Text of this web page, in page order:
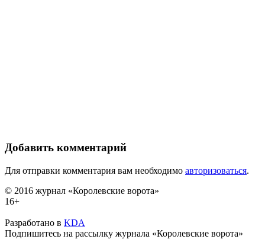
Добавить комментарий
Для отправки комментария вам необходимо авторизоваться.
© 2016 журнал «Королевские ворота»
16+
Разработано в KDA
Подпишитесь на рассылку журнала «Королевские ворота»